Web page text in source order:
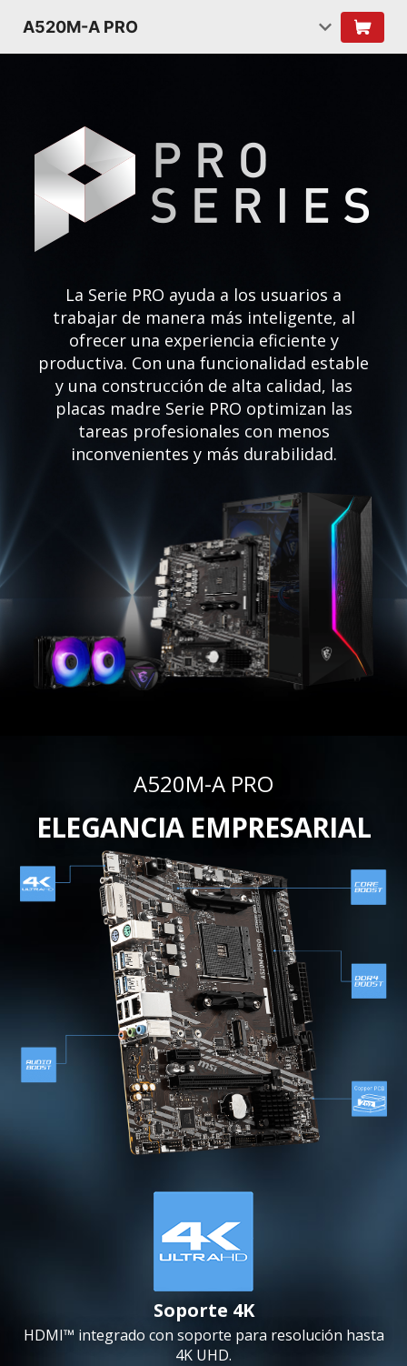
A520M-A PRO
La Serie PRO ayuda a los usuarios a
trabajar de manera más inteligente, al
ofrecer una experiencia eficiente y
productiva. Con una funcionalidad estable
y una construcción de alta calidad, las
placas madre Serie PRO optimizan las
tareas profesionales con menos
inconvenientes y más durabilidad.
A520M-A PRO
ELEGANCIA EMPRESARIAL
Soporte 4K
HDMI™ integrado con soporte para resolución hasta
4K UHD.